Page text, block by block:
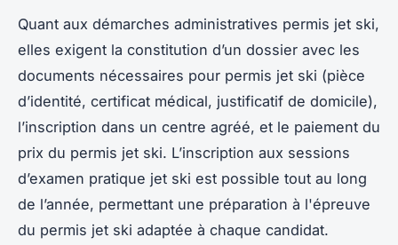
Quant aux démarches administratives permis jet ski,
elles exigent la constitution d’un dossier avec les
documents nécessaires pour permis jet ski (pièce
d’identité, certificat médical, justificatif de domicile),
l’inscription dans un centre agréé, et le paiement du
prix du permis jet ski. L’inscription aux sessions
d’examen pratique jet ski est possible tout au long
de l’année, permettant une préparation à l'épreuve
du permis jet ski adaptée à chaque candidat.